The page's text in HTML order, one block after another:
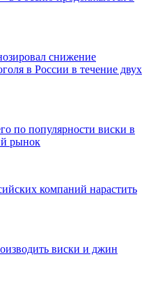
снижение
в России в течение двух
по популярности виски в
рынок
компаний нарастить
виски и джин